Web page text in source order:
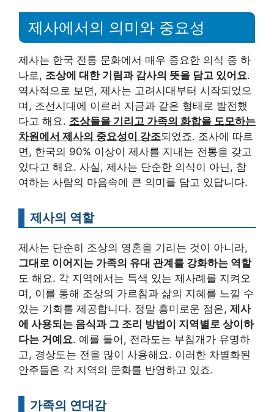
제사에서의 의미와 중요성
제사는 한국 전통 문화에서 매우 중요한 의식 중 하
나로, 조상에 대한 기림과 감사의 뜻을 담고 있어요.
역사적으로 보면, 제사는 고려시대부터 시작되었으
며, 조선시대에 이르러 지금과 같은 형태로 발전했
다고 해요. 조상들을 기리고 가족의 화합을 도모하는
차원에서 제사의 중요성이 강조되었죠. 조사에 따르
면, 한국의 90% 이상이 제사를 지내는 전통을 갖고
있다고 해요. 사실, 제사는 단순한 의식이 아닌, 참
여하는 사람의 마음속에 큰 의미를 담고 있답니다.
제사의 역할
제사는 단순히 조상의 영혼을 기리는 것이 아니라,
그대로 이어지는 가족의 유대 관계를 강화하는 역할
도 해요. 각 지역에서는 특색 있는 제사례를 지켜오
며, 이를 통해 조상의 가르침과 삶의 지혜를 느낄 수
있는 기회를 제공합니다. 정말 흥미로운 점은, 제사
에 사용되는 음식과 그 조리 방법이 지역별로 상이하
다는 거예요. 예를 들어, 전라도는 부침개가 유명하
고, 경상도는 전을 많이 사용해요. 이러한 차별화된
안주들은 각 지역의 문화를 반영하고 있죠.
가족의 연대감